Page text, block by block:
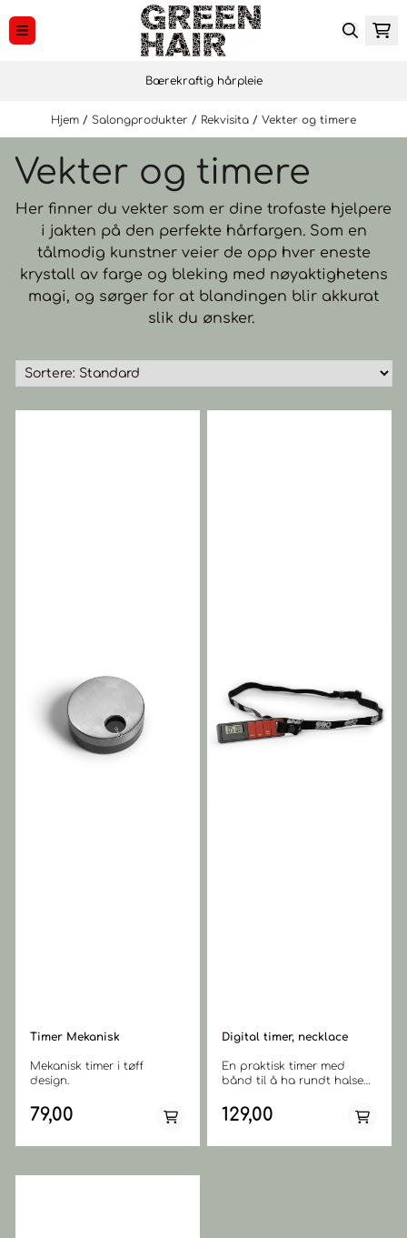
Hopp til innhold
Bærekraftig hårpleie
Hjem / Salongprodukter / Rekvisita / Vekter og timere
Vekter og timere
Her finner du vekter som er dine trofaste hjelpere
i jakten på den perfekte hårfargen. Som en
tålmodig kunstner veier de opp hver eneste
krystall av farge og bleking med nøyaktighetens
magi, og sørger for at blandingen blir akkurat
slik du ønsker.
Timer Mekanisk
Mekanisk timer i tøff
design.
79,00
Digital timer, necklace
En praktisk timer med
bånd til å ha rundt halsen.
129,00